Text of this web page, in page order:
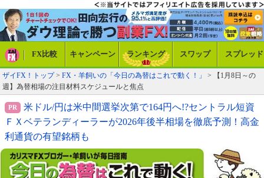
FX比較 キャンペーン ランキング スワップ スプレッド
ザイFX！トップ> FX・羊飼いの「今日の為替はこれで動く！」
> 【1月8日～の
週】為替相場の注目材料スケジュールと焦点
米ドル/円は米中間選挙次第で164円へ!?セントラル短資
ＦＸベテランディーラーが2026年後半相場を徹底予測！高金
利通貨の有望銘柄も